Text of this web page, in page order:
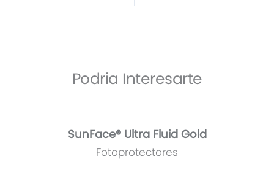
Podria Interesarte
SunFace® Ultra Fluid Gold
Fotoprotectores